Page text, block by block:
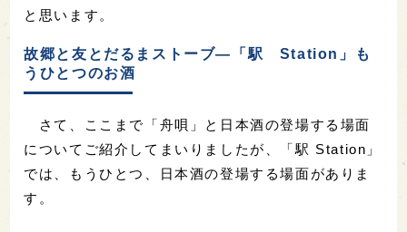
と思います。
故郷と友とだるまストーブ―「駅 Station」も
うひとつのお酒
さて、ここまで「舟唄」と日本酒の登場する場面
についてご紹介してまいりましたが、「駅 Station」
では、もうひとつ、日本酒の登場する場面がありま
す。